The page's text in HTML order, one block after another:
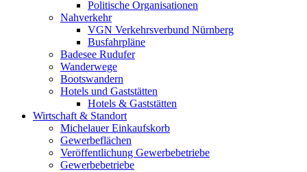
Politische Organisationen
Nahverkehr
VGN Verkehrsverbund Nürnberg
Busfahrpläne
Badesee Rudufer
Wanderwege
Bootswandern
Hotels und Gaststätten
Hotels & Gaststätten
Wirtschaft & Standort
Michelauer Einkaufskorb
Gewerbeflächen
Veröffentlichung Gewerbebetriebe
Gewerbebetriebe